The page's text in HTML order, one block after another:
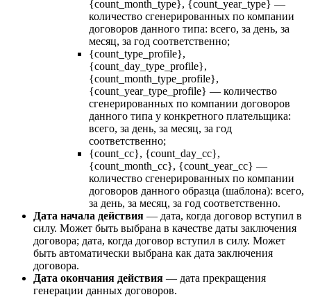
{count_month_type}, {count_year_type} —
количество сгенерированных по компании
договоров данного типа: всего, за день, за
месяц, за год соответственно;
{count_type_profile},
{count_day_type_profile},
{count_month_type_profile},
{count_year_type_profile} — количество
сгенерированных по компании договоров
данного типа у конкретного плательщика:
всего, за день, за месяц, за год
соответственно;
{count_cc}, {count_day_cc},
{count_month_cc}, {count_year_cc} —
количество сгенерированных по компании
договоров данного образца (шаблона): всего,
за день, за месяц, за год соответственно.
Дата начала действия — дата, когда договор вступил в
силу. Может быть выбрана в качестве даты заключения
договора; дата, когда договор вступил в силу. Может
быть автоматически выбрана как дата заключения
договора.
Дата окончания действия — дата прекращения
генерации данных договоров.